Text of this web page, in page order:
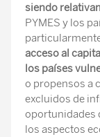
siendo
PYMES y los
acceso al
los países
o propensos a
excluidos de
oportunidades
los aspectos